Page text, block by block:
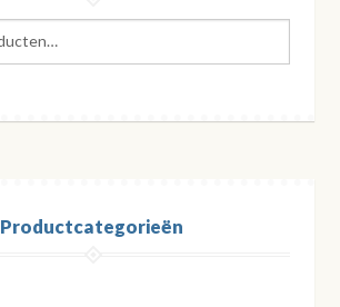
Productcategorieën